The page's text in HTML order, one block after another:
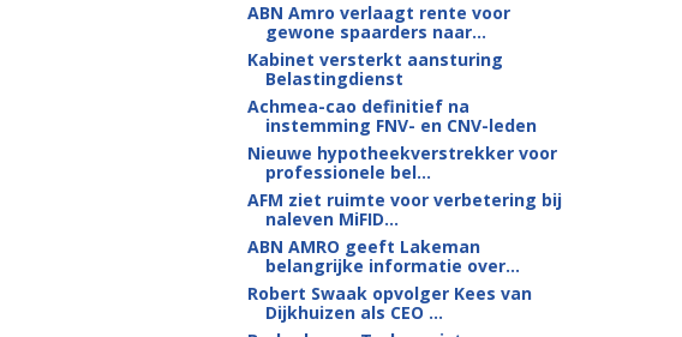
ABN Amro verlaagt rente voor
gewone spaarders naar...
Kabinet versterkt aansturing
Belastingdienst
Achmea-cao definitief na
instemming FNV- en CNV-leden
Nieuwe hypotheekverstrekker voor
professionele bel...
AFM ziet ruimte voor verbetering bij
naleven MiFID...
ABN AMRO geeft Lakeman
belangrijke informatie over...
Robert Swaak opvolger Kees van
Dijkhuizen als CEO ...